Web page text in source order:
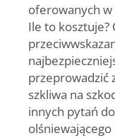
oferowanych w
Ile to kosztuje?
przeprowadzić
szkliwa na
innych pytań